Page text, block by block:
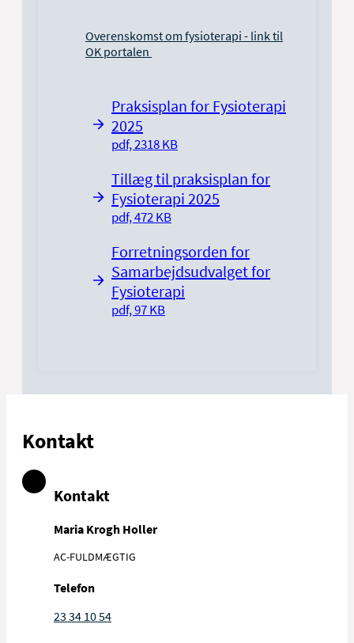
Fysioterapeut Thomas Kjems Juhl
Overenskomst om fysioterapi - link til
OK portalen
Praksisplan for Fysioterapi
2025
pdf, 2318 KB
Tillæg til praksisplan for
Fysioterapi 2025
pdf, 472 KB
Forretningsorden for
Samarbejdsudvalget for
Fysioterapi
pdf, 97 KB
Kontakt
Kontakt
Maria Krogh Holler
AC-FULDMÆGTIG
Telefon
23 34 10 54